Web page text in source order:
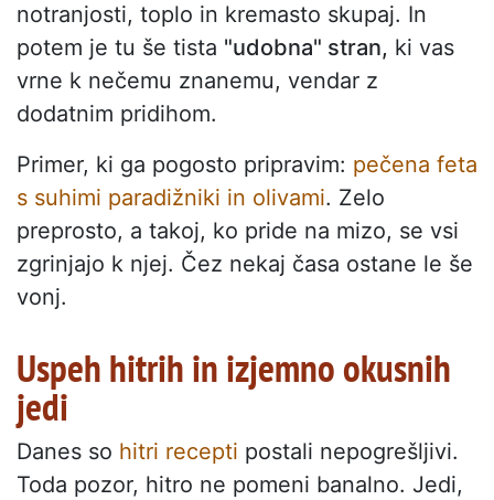
notranjosti, toplo in kremasto skupaj. In
potem je tu še tista "udobna" stran, ki vas
vrne k nečemu znanemu, vendar z
dodatnim pridihom.
Primer, ki ga pogosto pripravim: pečena feta
s suhimi paradižniki in olivami. Zelo
preprosto, a takoj, ko pride na mizo, se vsi
zgrinjajo k njej. Čez nekaj časa ostane le še
vonj.
Uspeh hitrih in izjemno okusnih
jedi
Danes so hitri recepti postali nepogrešljivi.
Toda pozor, hitro ne pomeni banalno. Jedi,